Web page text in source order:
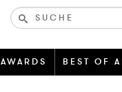
Bücher-
und
zeitschriften
AWARDS BEST OF